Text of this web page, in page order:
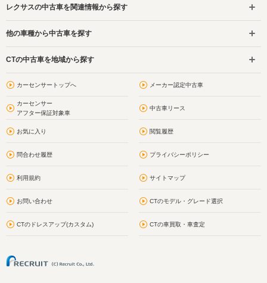
レクサスの中古車を関連情報から探す
他の車種から中古車を探す
CTの中古車を地域から探す
カーセンサートップへ メーカー認定中古車
カーセンサー
アフター保証対象車
中古車リース
お気に入り 閲覧履歴
問合わせ履歴 プライバシーポリシー
利用規約 サイトマップ
お問い合わせ CTのモデル・グレード選択
CTのドレスアップ(カスタム) CTの車買取・車査定